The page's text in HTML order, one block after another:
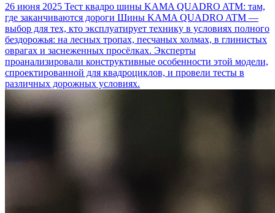
26 июня 2025 Тест квадро шины KAMA QUADRO ATM: там,
где заканчиваются дороги Шины KAMA QUADRO ATM —
выбор для тех, кто эксплуатирует технику в условиях полного
бездорожья: на лесных тропах, песчаных холмах, в глинистых
оврагах и заснеженных просёлках. Эксперты
проанализировали конструктивные особенности этой модели,
спроектированной для квадроциклов, и провели тесты в
различных дорожных условиях.